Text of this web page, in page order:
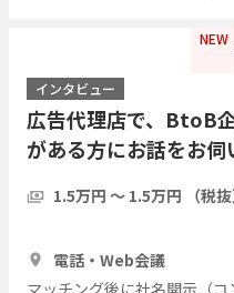
NEW
インタビュー
広告代理店で、BtoB
がある方にお話をお伺
1.5万円 〜 1.5万円 （税抜
電話・Web会議
マッチング後に社名開示（コ